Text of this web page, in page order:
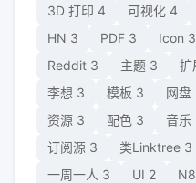
3D 打印 4 可视化 4
HN 3 PDF 3 Icon 3
Reddit 3 主题 3 扩
李想 3 模板 3 网盘
资源 3 配色 3 音乐
订阅源 3 类Linktree 3
一周一人 3 UI 2